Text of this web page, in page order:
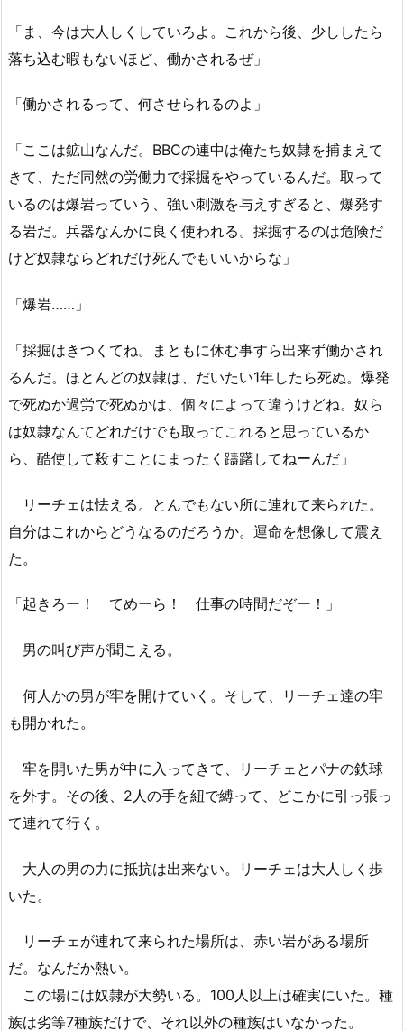
「ま、今は大人しくしていろよ。これから後、少ししたら
落ち込む暇もないほど、働かされるぜ」
「働かされるって、何させられるのよ」
「ここは鉱山なんだ。BBCの連中は俺たち奴隷を捕まえて
きて、ただ同然の労働力で採掘をやっているんだ。取って
いるのは爆岩っていう、強い刺激を与えすぎると、爆発す
る岩だ。兵器なんかに良く使われる。採掘するのは危険だ
けど奴隷ならどれだけ死んでもいいからな」
「爆岩……」
「採掘はきつくてね。まともに休む事すら出来ず働かされ
るんだ。ほとんどの奴隷は、だいたい1年したら死ぬ。爆発
で死ぬか過労で死ぬかは、個々によって違うけどね。奴ら
は奴隷なんてどれだけでも取ってこれると思っているか
ら、酷使して殺すことにまったく躊躇してねーんだ」
リーチェは怯える。とんでもない所に連れて来られた。
自分はこれからどうなるのだろうか。運命を想像して震え
た。
「起きろー！ てめーら！ 仕事の時間だぞー！」
男の叫び声が聞こえる。
何人かの男が牢を開けていく。そして、リーチェ達の牢
も開かれた。
牢を開いた男が中に入ってきて、リーチェとパナの鉄球
を外す。その後、2人の手を紐で縛って、どこかに引っ張っ
て連れて行く。
大人の男の力に抵抗は出来ない。リーチェは大人しく歩
いた。
リーチェが連れて来られた場所は、赤い岩がある場所
だ。なんだか熱い。
この場には奴隷が大勢いる。100人以上は確実にいた。種
族は劣等7種族だけで、それ以外の種族はいなかった。